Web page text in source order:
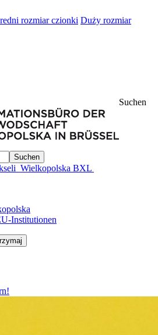
rozmiar czionki Duży rozmiar
Suchen
Suchen
Wielkopolska BXL
Institutionen